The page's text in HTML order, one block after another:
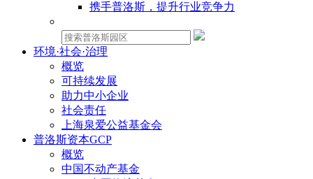
携手普洛斯，提升行业竞争力
环境·社会·治理
概览
可持续发展
助力中小企业
社会责任
上海泉爱公益基金会
普洛斯资本GCP
概览
中国不动产基金